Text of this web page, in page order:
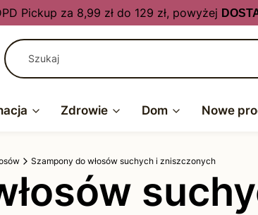
Pickup za 8,99 zł do 129 zł, powyżej
Zdrowie Dom Nowe
Szampony do włosów suchych i zniszczonych